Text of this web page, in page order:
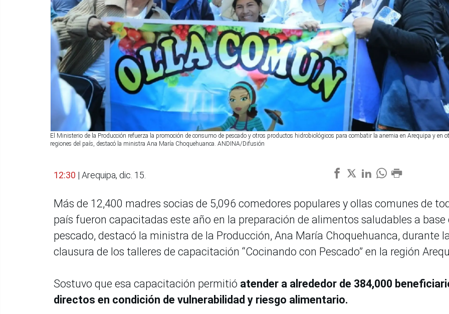
El Ministerio de la Producción refuerza la promoción de consumo de pescado y otros productos hidrobiológicos para combatir la anemia en Arequipa y en
regiones del país, destacó la ministra Ana María Choquehuanca. ANDINA/Difusión
12:30 | Arequipa, dic. 15.
Más de 12,400 madres socias de 5,096 comedores populares y ollas comunes de
país fueron capacitadas este año en la preparación de alimentos saludables a base
pescado, destacó la ministra de la Producción, Ana María Choquehuanca, durante
clausura de los talleres de capacitación “Cocinando con Pescado” en la región
Sostuvo que esa capacitación permitió atender a alrededor de 384,000
directos en condición de vulnerabilidad y riesgo alimentario.